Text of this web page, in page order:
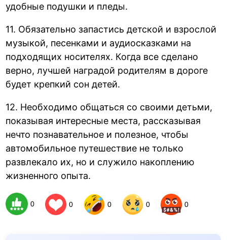
удобные подушки и пледы.
11. Обязательно запастись детской и взрослой
музыкой, песенками и аудиосказками на
подходящих носителях. Когда все сделано
верно, лучшей наградой родителям в дороге
будет крепкий сон детей.
12. Необходимо общаться со своими детьми,
показывая интересные места, рассказывая
нечто познавательное и полезное, чтобы
автомобильное путешествие не только
развлекало их, но и служило накоплению
жизненного опыта.
0 0 0 0 0